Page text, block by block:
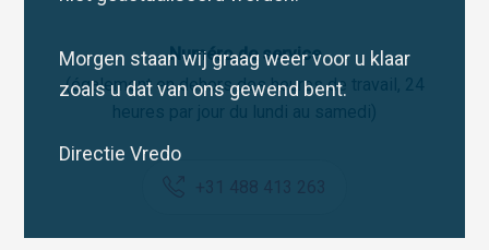
Morgen staan wij graag weer voor u klaar
zoals u dat van ons gewend bent.
Directie Vredo
Numéro de service
(également en dehors des heures de travail, 24
heures par jour du lundi au samedi)